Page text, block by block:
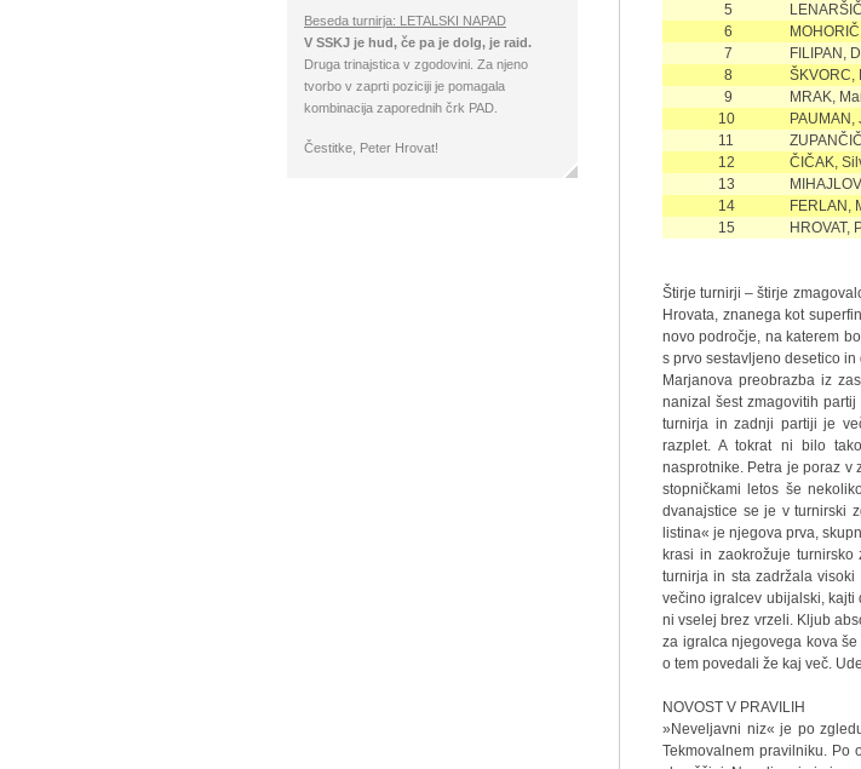
Beseda turnirja: LETALSKI NAPAD
V SSKJ je hud, če pa je dolg, je raid.
Druga trinajstica v zgodovini. Za njeno
tvorbo v zaprti poziciji je pomagala
kombinacija zaporednih črk PAD.
Čestitke, Peter Hrovat!
5
6
7
FILIPAN,
8
ŠKVORC,
9
MRAK,
10
PAUMAN,
11
12
ČIČAK,
13
14
FERLAN,
15
HROVAT,
Štirje turnirji – štirje
Hrovata, znanega kot
novo področje, na katerem
s prvo sestavljeno desetico
Marjanova preobrazba iz
nanizal šest zmagovitih
turnirja in zadnji partiji je
razplet. A tokrat ni bilo
nasprotnike. Petra je poraz v
stopničkami letos še
dvanajstice se je v turnirski
listina« je njegova prva,
krasi in zaokrožuje
turnirja in sta zadržala
večino igralcev ubijalski, kajti
ni vselej brez vrzeli. Kljub
za igralca njegovega kova
o tem povedali že kaj več.
NOVOST V PRAVILIH
»Neveljavni niz« je po
Tekmovalnem pravilniku. Po